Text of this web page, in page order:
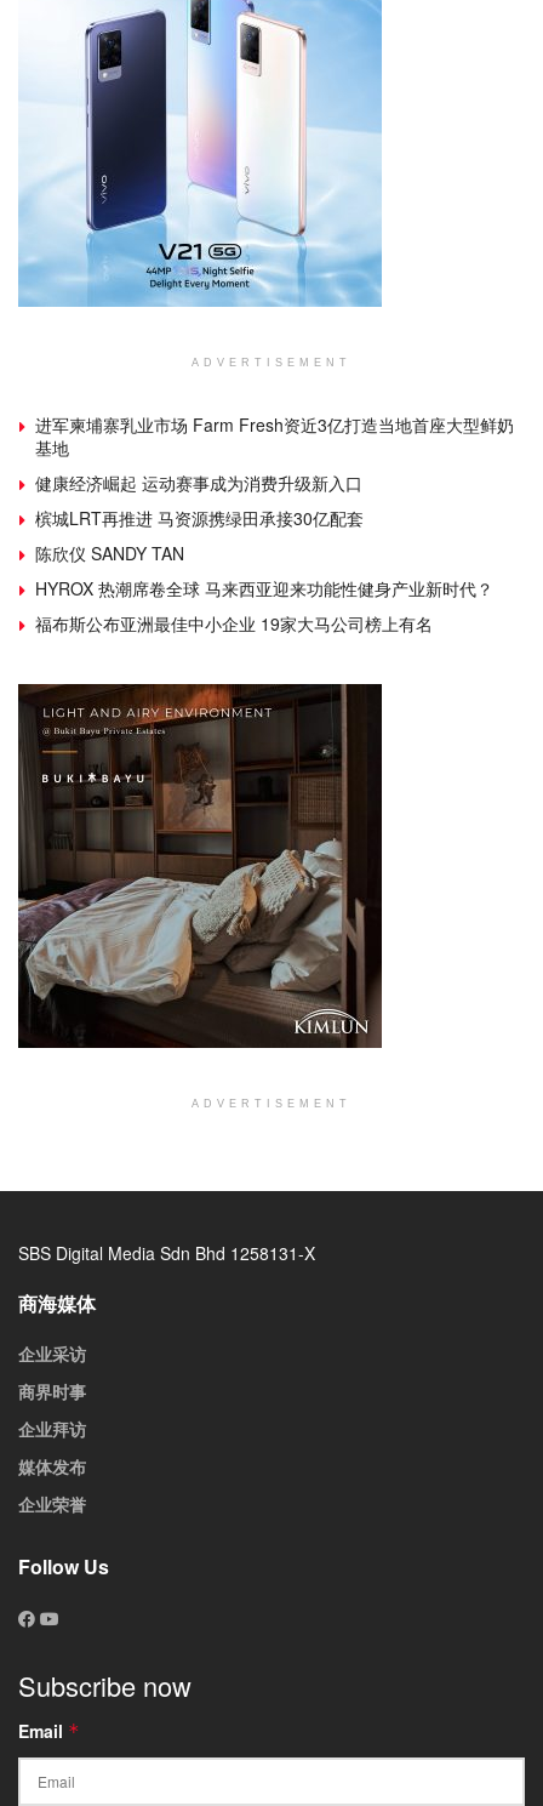
ADVERTISEMENT
进军柬埔寨乳业市场 Farm Fresh资近3亿打造当地首座大型鲜奶
基地
健康经济崛起 运动赛事成为消费升级新入口
槟城LRT再推进 马资源携绿田承接30亿配套
陈欣仪 SANDY TAN
HYROX 热潮席卷全球 马来西亚迎来功能性健身产业新时代？
福布斯公布亚洲最佳中小企业 19家大马公司榜上有名
ADVERTISEMENT
SBS Digital Media Sdn Bhd 1258131-X
商海媒体
企业采访
商界时事
企业拜访
媒体发布
企业荣誉
Follow Us
Subscribe now
Email *